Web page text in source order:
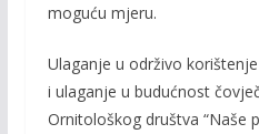
moguću mjeru.
Ulaganje u održivo
i ulaganje u budućnost
Ornitološkog društva “Naše